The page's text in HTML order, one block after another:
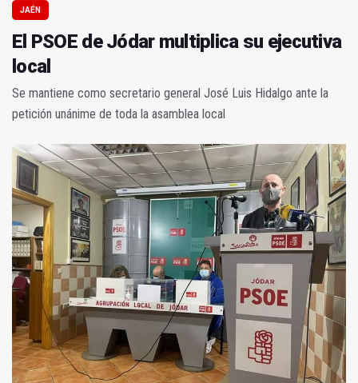
JAÉN
El PSOE de Jódar multiplica su ejecutiva
local
Se mantiene como secretario general José Luis Hidalgo ante la
petición unánime de toda la asamblea local